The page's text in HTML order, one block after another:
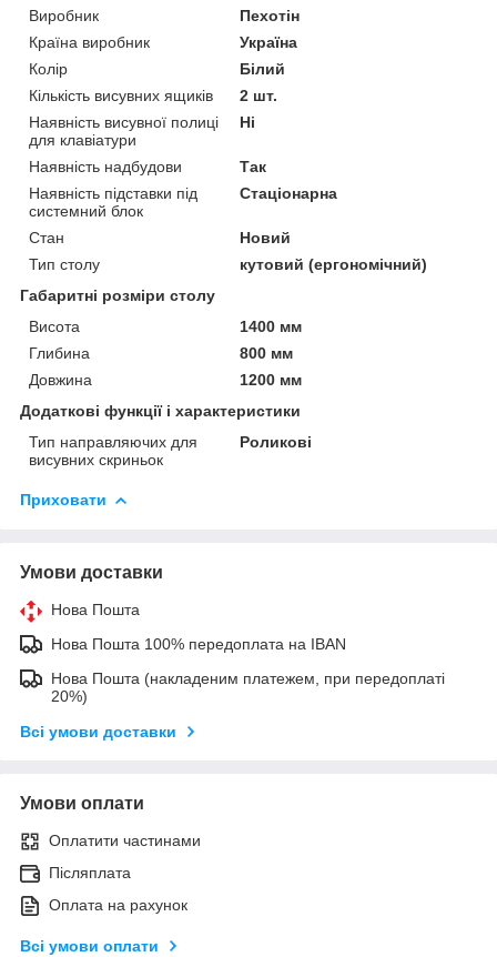
Виробник
Пехотін
Країна виробник
Україна
Колір
Білий
Кількість висувних ящиків
2 шт.
Наявність висувної полиці
для клавіатури
Ні
Наявність надбудови
Так
Наявність підставки під
системний блок
Стаціонарна
Стан
Новий
Тип столу
кутовий (ергономічний)
Габаритні розміри столу
Висота
1400 мм
Глибина
800 мм
Довжина
1200 мм
Додаткові функції і характеристики
Тип направляючих для
висувних скриньок
Роликові
Приховати
Умови доставки
Нова Пошта
Нова Пошта 100% передоплата на IBAN
Нова Пошта (накладеним платежем, при передоплаті
20%)
Всі умови доставки
Умови оплати
Оплатити частинами
Післяплата
Оплата на рахунок
Всі умови оплати